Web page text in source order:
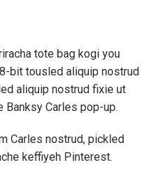
tote bag kogi you
bit tousled aliquip nostrud
aliquip nostrud fixie ut
Banksy Carles pop-up.
Carles nostrud, pickled
keffiyeh Pinterest.